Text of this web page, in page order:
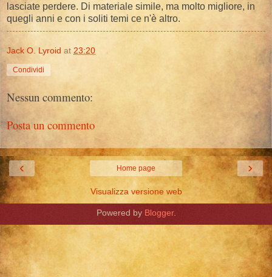
lasciate perdere. Di materiale simile, ma molto migliore, in
quegli anni e con i soliti temi ce n'è altro.
Jack O. Lyroid at 23:20
Condividi
Nessun commento:
Posta un commento
‹ ›
Home page
Visualizza versione web
Powered by Blogger.